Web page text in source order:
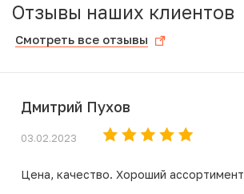
Отзывы наших клиентов
Смотреть все отзывы
Дмитрий Пухов
03.02.2023
Цена, качество. Хороший ассортимент